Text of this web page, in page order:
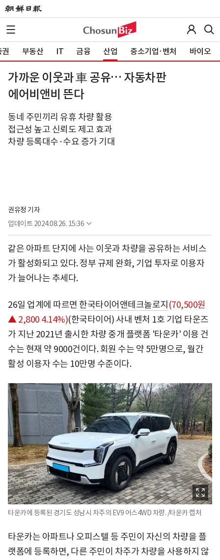
부동산 IT 금융 산업 중소기업·벤처 바이오
가까운 이웃과 車 공유… 자동차판
에어비앤비 뜬다
동네 주민끼리 유휴 차량 활용
접근성 높고 신뢰도 제고 효과
차량 등록대수·수요 증가 기대
권유정 기자
업데이트 2024.08.26. 15:36
같은 아파트 단지에 사는 이웃과 차량을 공유하는 서비스
가 활성화되고 있다. 정부 규제 완화, 기업 투자로 이용자
가 늘어나는 추세다.
26일 업계에 따르면 한국타이어앤테크놀로지 (70,500원
▲ 2,800 4.14%)(한국타이어) 사내 벤처 1호 기업 타운즈
가 지난 2021년 출시한 차량 중개 플랫폼 '타운카' 이용 건
수는 현재 약 9000건이다. 회원 수는 약 5만명으로, 월간
활성 이용자 수는 10만명 수준이다.
타운카에 등록된 경기도 성남시 차주의 EV9 어스4WD 차량. /타운카 캡처
타운카는 아파트나 오피스텔 등 주민이 자신의 차량을 플
랫폼에 등록하면, 다른 주민이 차주가 차량을 사용하지 않